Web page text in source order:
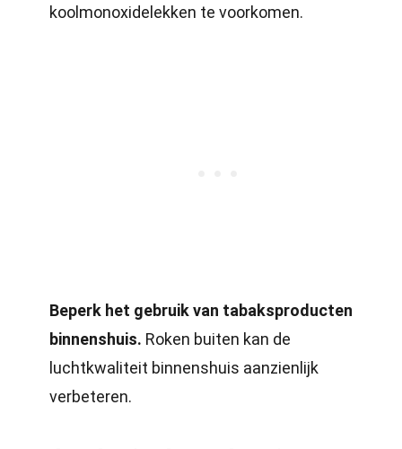
koolmonoxidelekken te voorkomen.
Beperk het gebruik van tabaksproducten
binnenshuis. Roken buiten kan de
luchtkwaliteit binnenshuis aanzienlijk
verbeteren.